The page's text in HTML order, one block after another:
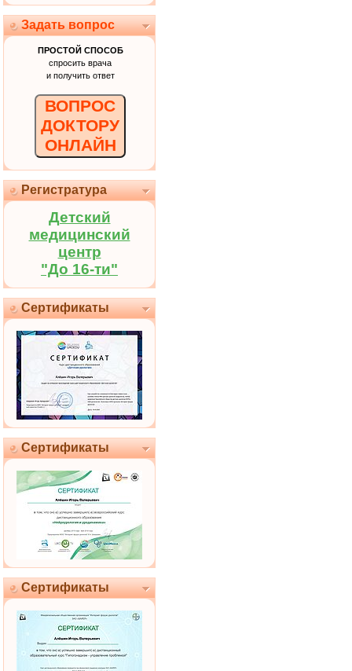
Задать вопрос
ПРОСТОЙ СПОСОБ
спросить врача
и получить ответ
ВОПРОС
ДОКТОРУ
ОНЛАЙН
Регистратура
Детский
медицинский
центр
"До 16-ти"
Сертификаты
Сертификаты
Сертификаты